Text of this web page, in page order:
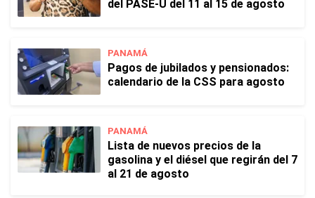
del PASE-U del 11 al 15 de agosto
PANAMÁ
Pagos de jubilados y pensionados:
calendario de la CSS para agosto
PANAMÁ
Lista de nuevos precios de la
gasolina y el diésel que regirán del 7
al 21 de agosto